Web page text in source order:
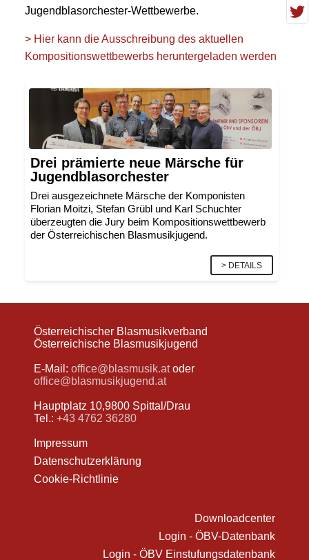
Jugendblasorchester-Wettbewerbe.
> Hier kann die Ausschreibung des aktuellen
Kompositionswettbewerbs heruntergeladen werden
Drei prämierte neue Märsche für
Jugendblasorchester
Drei ausgezeichnete Märsche der Komponisten
Florian Moitzi, Stefan Grübl und Karl Schuchter
überzeugten die Jury beim Kompositionswettbewerb
der Österreichischen Blasmusikjugend.
> DETAILS
Österreichischer Blasmusikverband
Österreichische Blasmusikjugend
E-Mail: office@blasmusik.atoder
office@blasmusikjugend.at
Hauptplatz 10,9800 Spittal/Drau
Tel.: +43 4762 36280
Impressum
Datenschutzerklärung
Cookie-Richtlinie
Downloadcenter
Login - ÖBV-Datenbank
Login - ÖBV Einstufungsdatenbank